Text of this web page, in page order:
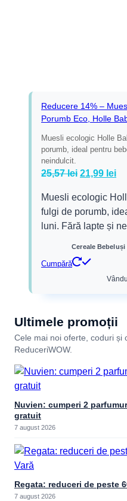
Reducere 14% –
Porumb Eco, Holle
Muesli ecologic Holle
porumb, ideal pentru
neindulcit.
25,57lei Prețul
a
fost:
25,57 lei.
21,99 lei
Muesli ecologic
fulgi de porumb,
luni. Fără lapte și
Cereale Bebeluși
Cumpără
Ultimele promoții
Cele mai noi oferte, coduri și
ReduceriWOW.
Nuvien: cumperi 2
gratuit
7 august 2026
Regata: reduceri de peste
7 august 2026